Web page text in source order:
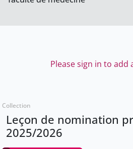
Please sign in to add
Collection
Leçon de nomination
2025/2026